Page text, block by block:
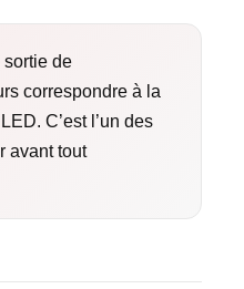
sortie de
correspondre à la
C’est l’un des
avant tout